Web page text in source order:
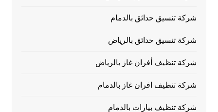
شركة تنسيق حدائق بالدمام
شركة تنسيق حدائق بالرياض
شركة تنظيف أفران غاز بالرياض
شركة تنظيف افران غاز بالدمام
شركة تنظيف بيارات بالدمام